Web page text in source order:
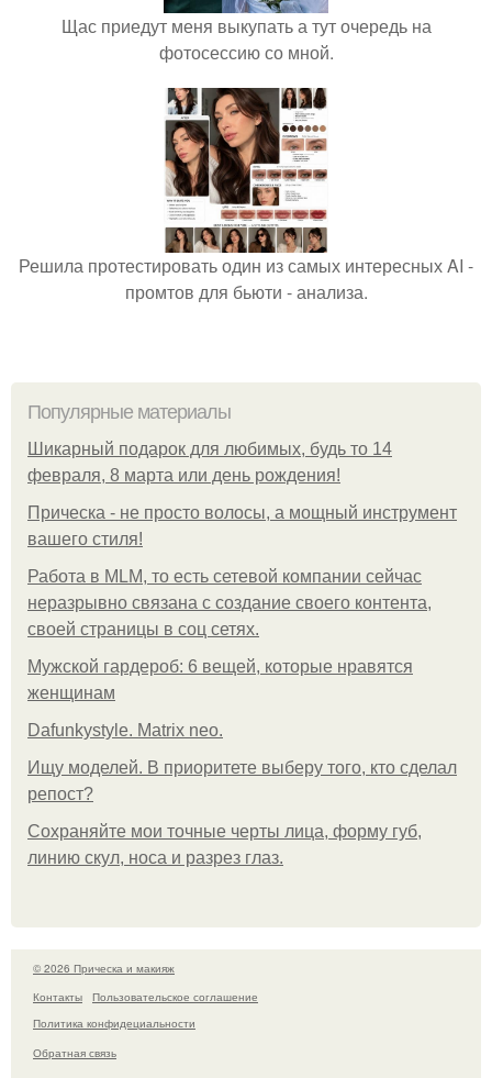
Щас приедут меня выкупать а тут очередь на
фотосессию со мной.
Решила протестировать один из самых интересных AI -
промтов для бьюти - анализа.
Популярные материалы
Шикарный подарок для любимых, будь то 14
февраля, 8 марта или день рождения!
Прическа - не просто волосы, а мощный инструмент
вашего стиля!
Работа в MLM, то есть сетевой компании сейчас
неразрывно связана с создание своего контента,
своей страницы в соц сетях.
Мужской гардероб: 6 вещей, которые нравятся
женщинам
Dafunkystyle. Matrix neo.
Ищу моделей. В приоритете выберу того, кто сделал
репост?
Сохраняйте мои точные черты лица, форму губ,
линию скул, носа и разрез глаз.
© 2026 Прическа и макияж
Контакты
Пользовательское соглашение
Политика конфидециальности
Обратная связь